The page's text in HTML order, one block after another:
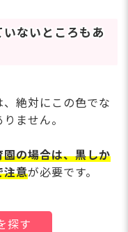
ないところもあ
絶対にこの色でな
ません。
の場合は、黒しか
注意が必要です。
探す